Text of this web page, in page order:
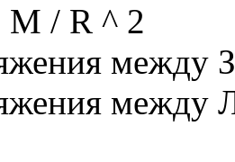
M / R ^ 2
между
между